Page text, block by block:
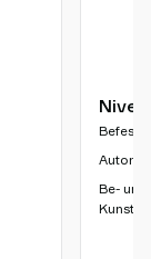
Be-